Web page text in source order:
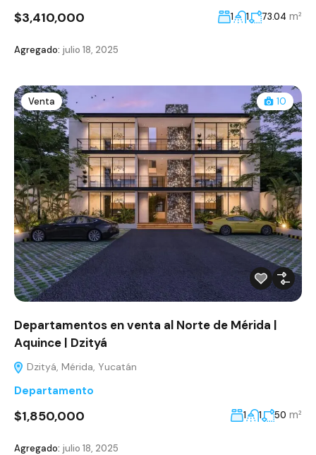
$3,410,000 1 1 73.04 m²
Agregado: julio 18, 2025
Venta 10
Departamentos en venta al Norte de Mérida |
Aquince | Dzityá
Dzityá, Mérida, Yucatán
Departamento
$1,850,000 1 1 50 m²
Agregado: julio 18, 2025